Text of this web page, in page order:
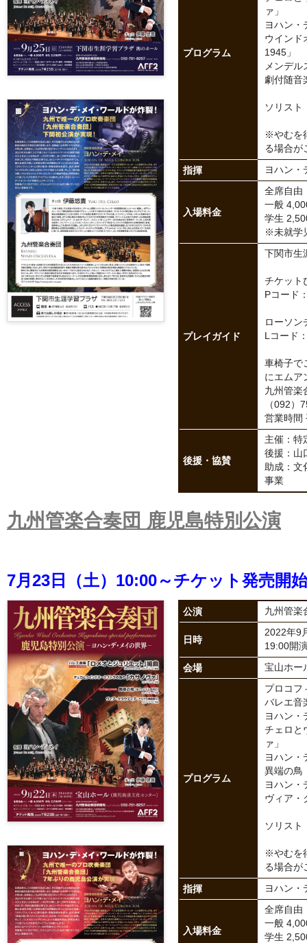
プログラム
ァ」
ヨハン・
ウインド
1945」
メンデル
劇付随音
ソリスト
※やむを
る場合が
指揮 ヨハン・
入場料金
全席自由
一般
学生
※未就学
プレイガイド
下関市生
チケット
Pコード
ローソン
Lコード
車椅子で
にエムア
九州管楽
（092）
営業時間
後援・協賛
主催：特
後援：山
助成：文
事業
九州管楽合奏団 鹿児島特別公演
7月23日（土）10:00～チケット発売開
公演 九州管楽
日時
2022年9
19:00開
会場 宝山ホー
プログラム
プロコフ
バレエ音
ヨハン・
チェロと
ァ」
ヨハン・
異端の鳥
ヨハン・
ヴィア・
ソリスト
※やむを
る場合が
指揮 ヨハン・
入場料金
全席自由
一般
学生